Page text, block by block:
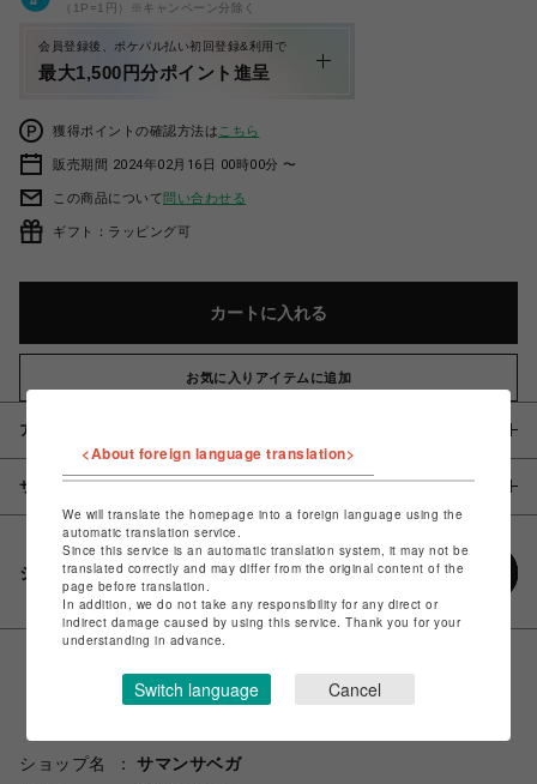
（1P=1円）※キャンペーン分除く
会員登録後、ポケパル払い初回登録&利用で
最大1,500円分ポイント進呈
獲得ポイントの確認方法は こちら
販売期間 2024年02月16日 00時00分 〜
この商品について問い合わせる
ギフト：ラッピング可
カートに入れる
お気に入りアイテムに追加
アイテム説明 / 素材
サイズ
シェアする
ショップ名
サマンサベガ
<About foreign language translation>
We will translate the homepage into a foreign language using the
automatic translation service.
Since this service is an automatic translation system, it may not be
translated correctly and may differ from the original content of the
page before translation.
In addition, we do not take any responsibility for any direct or
indirect damage caused by using this service. Thank you for your
understanding in advance.
Switch language Cancel